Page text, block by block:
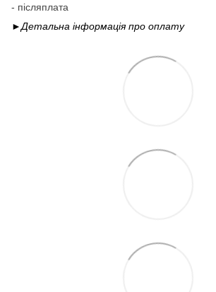
- післяплата
►Детальна інформація про оплату